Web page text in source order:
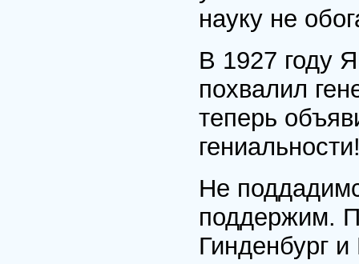
науку не
В 1927 году
похвалил
теперь
Не
поддержим.
Гинденбург